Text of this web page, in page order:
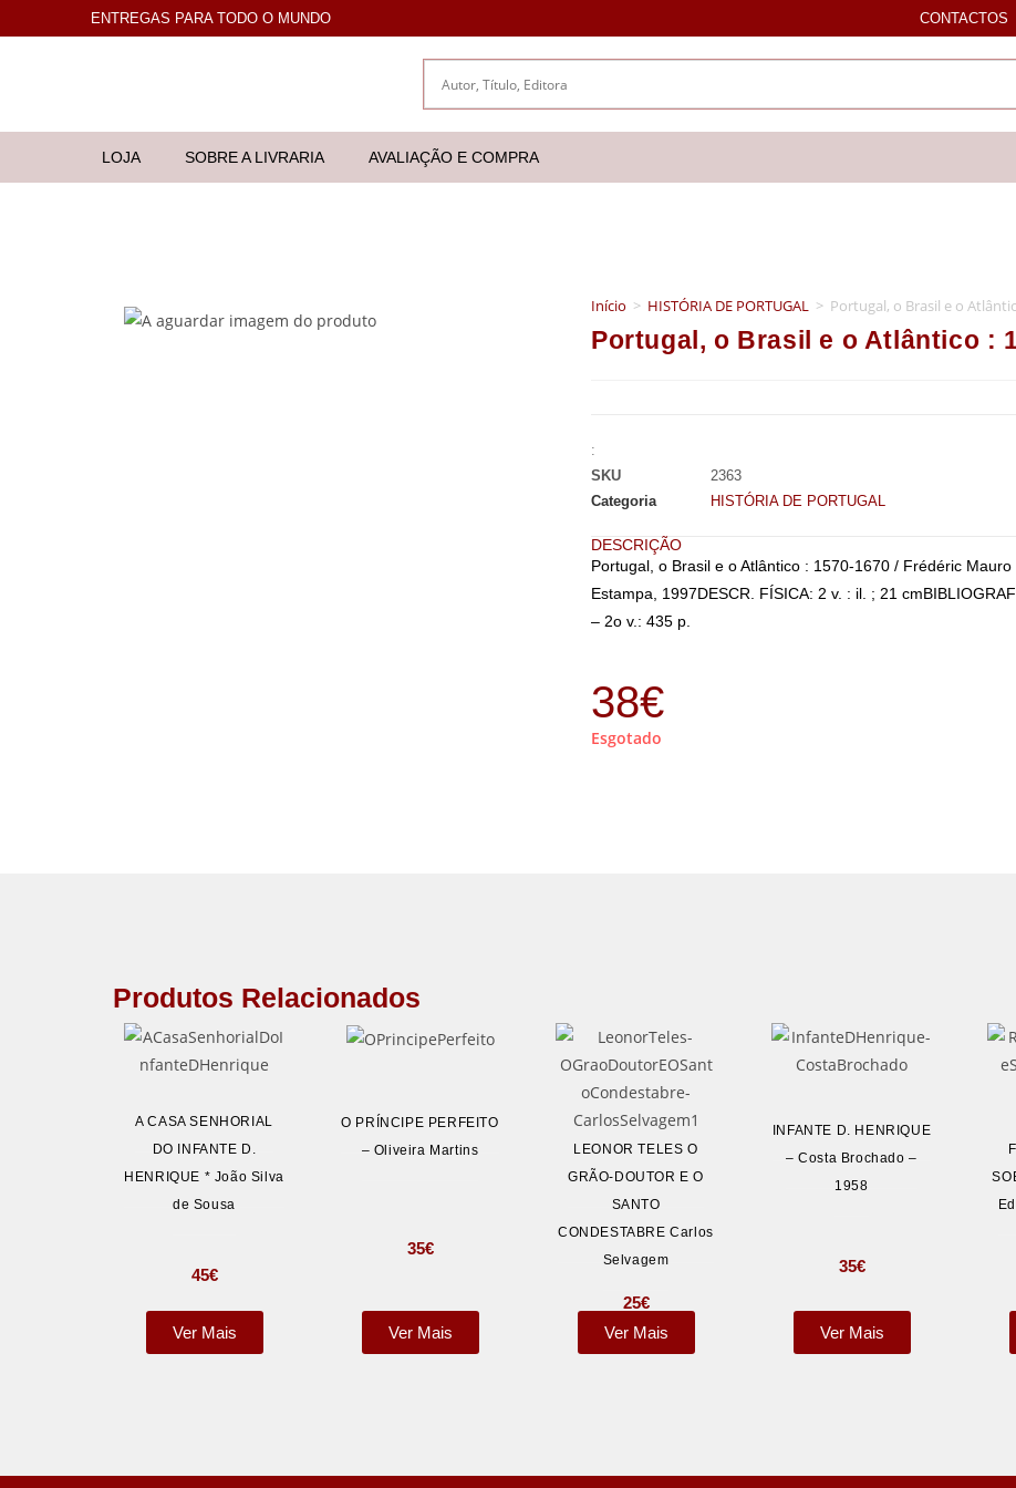
ENTREGAS PARA TODO O MUNDO CONTACTOS
LOJA SOBRE A LIVRARIA AVALIAÇÃO E COMPRA
Início > HISTÓRIA DE PORTUGAL > Portugal, o Brasil e o
Portugal, o Brasil e o Atlântico :
:
SKU
2363
Categoria
HISTÓRIA DE PORTUGAL
DESCRIÇÃO
Portugal, o Brasil e o Atlântico : 1570-1670 / Frédéric
Estampa, 1997DESCR. FÍSICA: 2 v. : il. ; 21
– 2o v.: 435 p.
38€
Esgotado
Produtos Relacionados
A CASA SENHORIAL
DO INFANTE D.
HENRIQUE * João Silva
de Sousa
45€
Ver Mais
O PRÍNCIPE PERFEITO
– Oliveira Martins
35€
Ver Mais
LEONOR TELES O
GRÃO-DOUTOR E O
SANTO
CONDESTABRE Carlos
Selvagem
25€
Ver Mais
INFANTE D. HENRIQUE
– Costa Brochado –
1958
35€
Ver Mais